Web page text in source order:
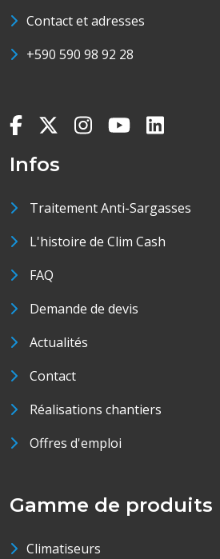
Contact et adresses
+590 590 98 92 28
Infos
Traitement Anti-Sargasses
L'histoire de Clim Cash
FAQ
Demande de devis
Actualités
Contact
Réalisations chantiers
Offres d'emploi
Gamme de produits
Climatiseurs